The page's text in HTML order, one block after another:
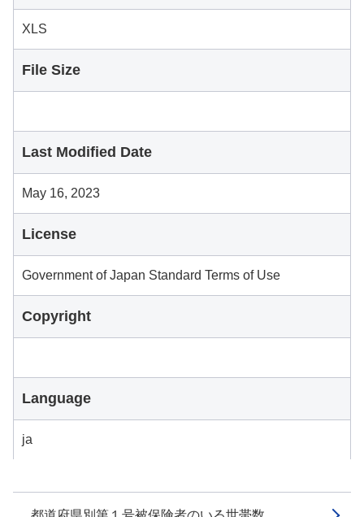
XLS
File Size
Last Modified Date
May 16, 2023
License
Government of Japan Standard Terms of Use
Copyright
Language
ja